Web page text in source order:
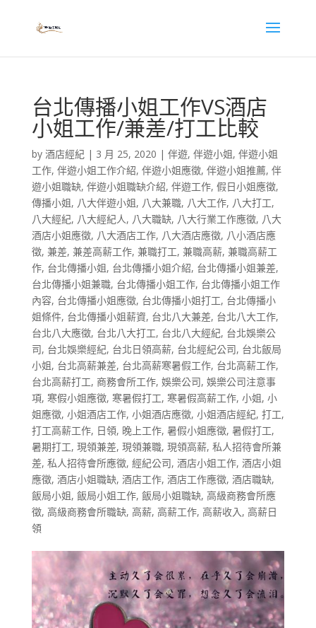
台北傳播小姐工作VS酒店
小姐工作/兼差/打工比較
by 酒店經紀| 3 月 25, 2020 | 伴遊, 伴遊小姐, 伴遊小姐
工作, 伴遊小姐工作介紹, 伴遊小姐應徵, 伴遊小姐推薦, 伴
遊小姐職缺, 伴遊小姐職缺介紹, 伴遊工作, 假日小姐應徵,
傳播小姐, 八大伴遊小姐, 八大兼職, 八大工作, 八大打工,
八大經紀, 八大經紀人, 八大職缺, 八大行業工作應徵, 八大
酒店小姐應徵, 八大酒店工作, 八大酒店應徵, 八小酒店應
徵, 兼差, 兼差高薪工作, 兼職打工, 兼職高薪, 兼職高薪工
作, 台北傳播小姐, 台北傳播小姐介紹, 台北傳播小姐兼差,
台北傳播小姐兼職, 台北傳播小姐工作, 台北傳播小姐工作
內容, 台北傳播小姐應徵, 台北傳播小姐打工, 台北傳播小
姐條件, 台北傳播小姐薪資, 台北八大兼差, 台北八大工作,
台北八大應徵, 台北八大打工, 台北八大經紀, 台北娛樂公
司, 台北娛樂經紀, 台北日領高薪, 台北經紀公司, 台北飯局
小姐, 台北高薪兼差, 台北高薪寒暑假工作, 台北高薪工作,
台北高薪打工, 商務會所工作, 娛樂公司, 娛樂公司注意事
項, 寒假小姐應徵, 寒暑假打工, 寒暑假高薪工作, 小姐, 小
姐應徵, 小姐酒店工作, 小姐酒店應徵, 小姐酒店經紀, 打工,
打工高薪工作, 日領, 晚上工作, 暑假小姐應徵, 暑假打工,
暑期打工, 現領兼差, 現領兼職, 現領高薪, 私人招待會所兼
差, 私人招待會所應徵, 經紀公司, 酒店小姐工作, 酒店小姐
應徵, 酒店小姐職缺, 酒店工作, 酒店工作應徵, 酒店職缺,
飯局小姐, 飯局小姐工作, 飯局小姐職缺, 高級商務會所應
徵, 高級商務會所職缺, 高薪, 高薪工作, 高薪收入, 高薪日
領